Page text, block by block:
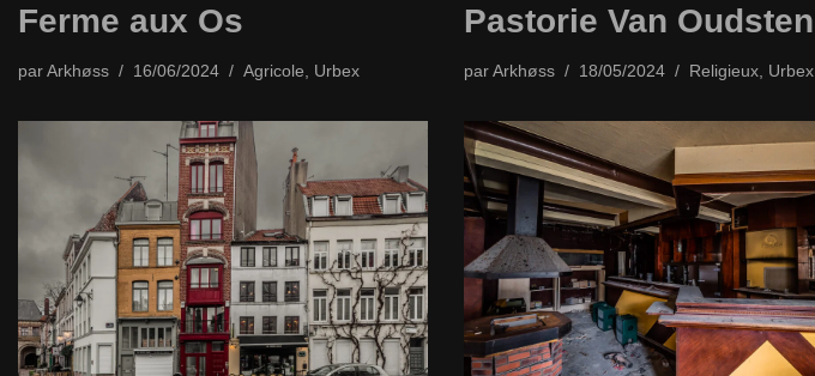
Ferme aux Os
parArkhøss 16/06/2024 Agricole Urbex
Pastorie Van Oudsten
parArkhøss 18/05/2024 Religieux, Urbex